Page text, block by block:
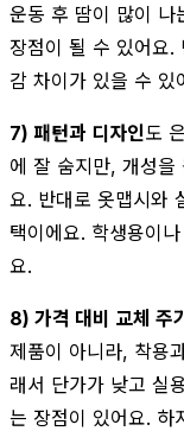
운동 후 땀이 많이 나
장점이 될 수 있어요.
감 차이가 있을 수 있
7) 패턴과 디자인도
에 잘 숨지만, 개성을
요. 반대로 옷맵시와
택이에요. 학생용이
요.
8) 가격 대비 교체 주
제품이 아니라, 착용
래서 단가가 낮고 실
는 장점이 있어요. 하